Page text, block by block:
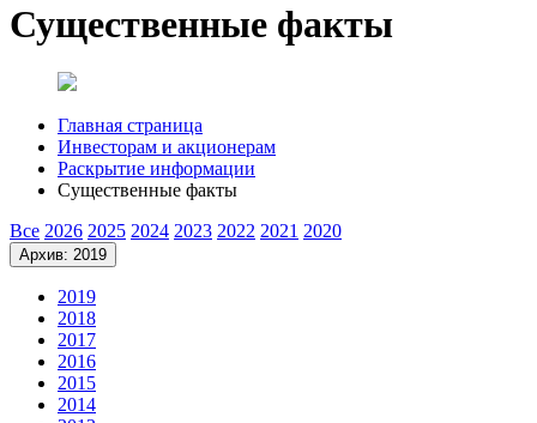
Существенные факты
Главная страница
Инвесторам и акционерам
Раскрытие информации
Существенные факты
Все 2026 2025 2024 2023 2022 2021 2020
Архив: 2019
2019
2018
2017
2016
2015
2014